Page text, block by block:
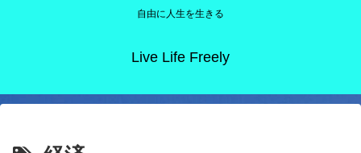
自由に人生を生きる
Live Life Freely